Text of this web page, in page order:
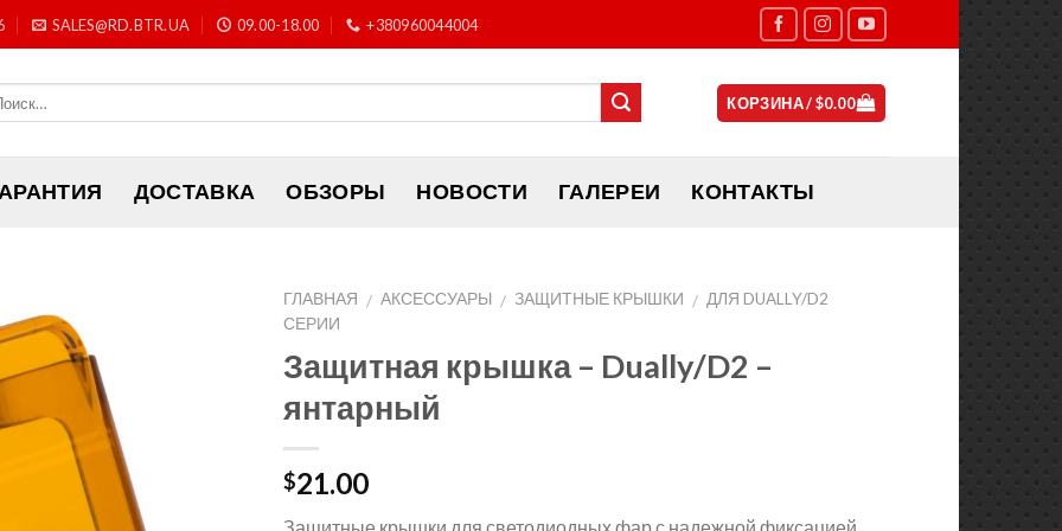
SALES@RD.BTR.UA 09.00-18.00 +380960044004
КОРЗИНА /$0.00
ДОСТАВКА ОБЗОРЫ НОВОСТИ ГАЛЕРЕИ КОНТАКТЫ
ГЛАВНАЯ / АКСЕССУАРЫ / ЗАЩИТНЫЕ КРЫШКИ / ДЛЯ DUALLY/D2
СЕРИИ
Защитная крышка – Dually/D2 –
янтарный
$21.00